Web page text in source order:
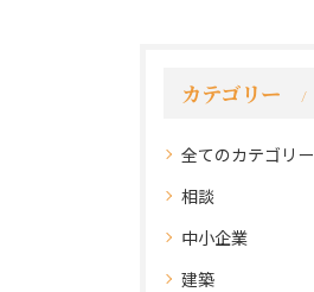
カテゴリー
全てのカテゴリー
相談
中小企業
建築